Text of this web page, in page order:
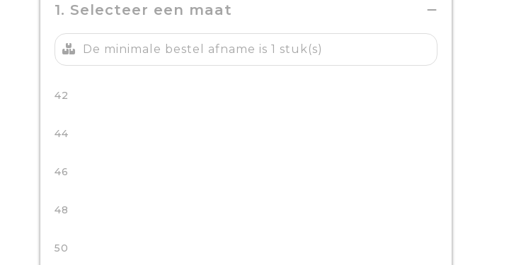
1. Selecteer een maat
De minimale bestel afname is 1 stuk(s)
42
44
46
48
50